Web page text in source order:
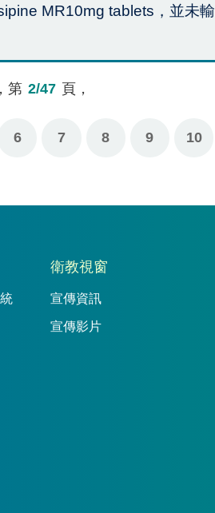
MR10mg tablets，並未輸
第 2/47 頁，
6 7 8 9 10
下一頁最後一頁
衛教視窗
宣傳資訊
宣傳影片